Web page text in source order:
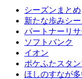
シーズンまとめ
新たな歩みシ
パートナーリ
ソフトバンク
イオン
ポケふたスタ
ほしのすなが